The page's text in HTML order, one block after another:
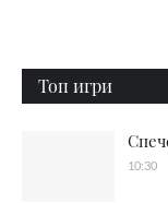
Топ игри
10:30